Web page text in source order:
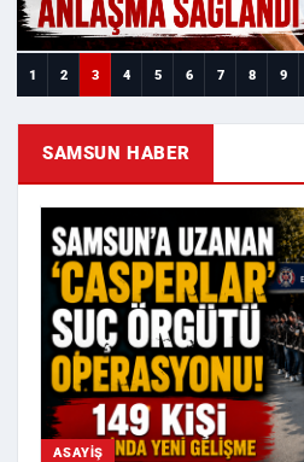
1 2 3 4 5 6 7 8 9
SAMSUN HABER
ASAYIŞ